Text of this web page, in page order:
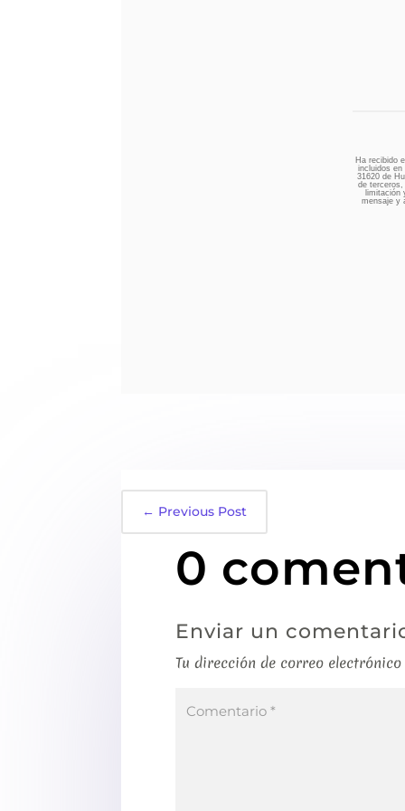
Ha recibido
incluidos
31620 de
de
limitación
mensaje y
← Previous Post
0
Enviar un
Tu dirección de correo